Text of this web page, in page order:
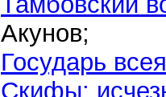
Акунов;
Государь
Скифы: